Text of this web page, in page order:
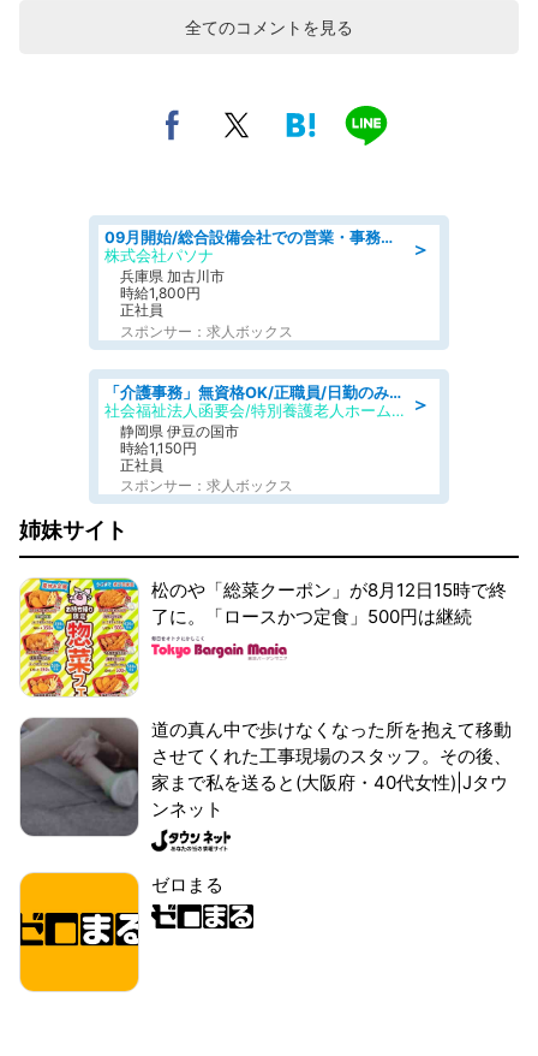
全てのコメントを見る
＞
09月開始/総合設備会社での営業・事務のお仕事/車通勤可/賞与あり/営業/営業事務
株式会社パソナ
兵庫県 加古川市
時給1,800円
正社員
スポンサー：求人ボックス
＞
「介護事務」無資格OK/正職員/日勤のみ/特別養護老人ホーム
社会福祉法人函要会/特別養護老人ホーム 韮山・ぶなの森
静岡県 伊豆の国市
時給1,150円
正社員
スポンサー：求人ボックス
姉妹サイト
松のや「総菜クーポン」が8月12日15時で終
了に。「ロースかつ定食」500円は継続
道の真ん中で歩けなくなった所を抱えて移動
させてくれた工事現場のスタッフ。その後、
家まで私を送ると(大阪府・40代女性)|Jタウ
ンネット
ゼロまる